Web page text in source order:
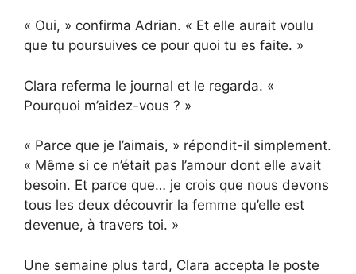
« Oui, » confirma Adrian. « Et elle aurait voulu
que tu poursuives ce pour quoi tu es faite. »
Clara referma le journal et le regarda. «
Pourquoi m’aidez-vous ? »
« Parce que je l’aimais, » répondit-il simplement.
« Même si ce n’était pas l’amour dont elle avait
besoin. Et parce que… je crois que nous devons
tous les deux découvrir la femme qu’elle est
devenue, à travers toi. »
Une semaine plus tard, Clara accepta le poste